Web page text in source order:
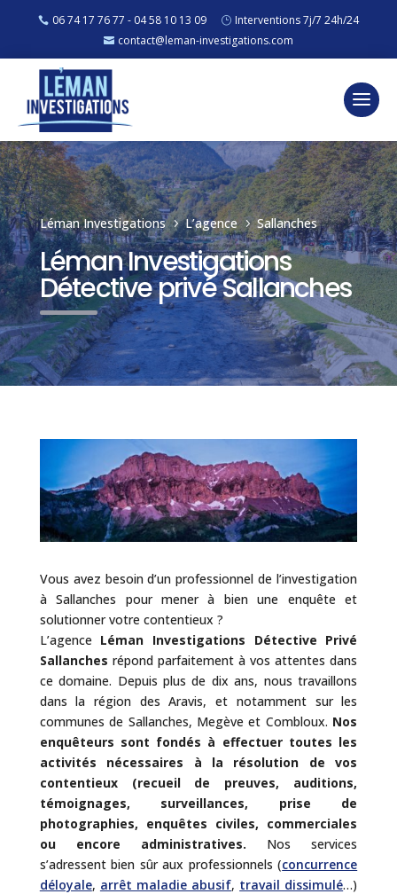
06 74 17 76 77 - 04 58 10 13 09
Interventions 7j/7 24h/24
contact@leman-investigations.com
Léman Investigations 5L’agence5 Sallanches
Léman Investigations
Détective privé Sallanches
Vous avez besoin d’un professionnel de l’investigation
à Sallanches pour mener à bien une enquête et
solutionner votre contentieux ?
L’agence Léman Investigations Détective Privé
Sallanches répond parfaitement à vos attentes dans
ce domaine. Depuis plus de dix ans, nous travaillons
dans la région des Aravis, et notamment sur les
communes de Sallanches, Megève et Combloux. Nos
enquêteurs sont fondés à effectuer toutes les
activités nécessaires à la résolution de vos
contentieux (recueil de preuves, auditions,
témoignages, surveillances, prise de
photographies, enquêtes civiles, commerciales
ou encore administratives. Nos services
s’adressent bien sûr aux professionnels (concurrence
déloyale, arrêt maladie abusif, travail dissimulé…)